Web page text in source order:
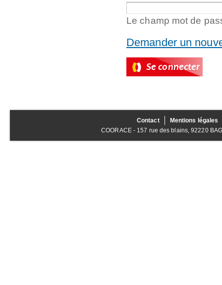
Le champ mot de
Demander un
Contact
Mentions légales
COORACE - 157 rue des blains, 92220